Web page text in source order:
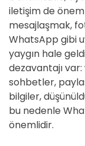
iletişim de
mesajlaşmak,
WhatsApp gibi
yaygın hale
dezavantajı
sohbetler,
bilgiler,
bu nedenle
önemlidir.